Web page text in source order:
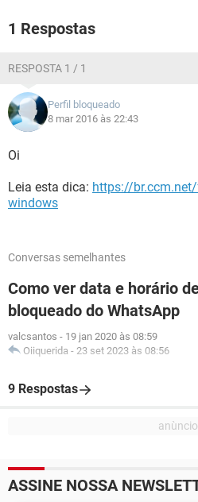
1 Respostas
RESPOSTA 1 / 1
Perfil bloqueado
8 mar 2016 às 22:43
Oi
Leia esta dica: https://
windows
Conversas semelhantes
Como ver data e horário
bloqueado do WhatsApp
valcsantos - 19 jan 2020 às 08:59
Oiiquerida - 23 set 2023 às 08:56
9 Respostas
ASSINE NOSSA